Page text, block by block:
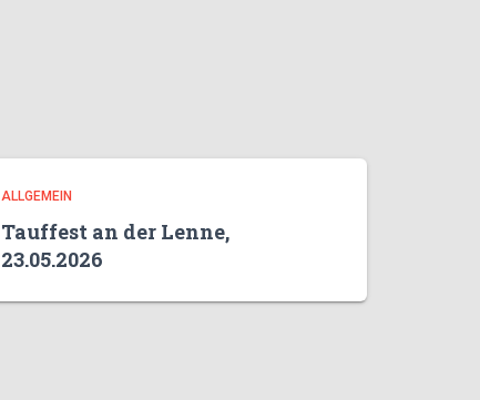
ALLGEMEIN
Tauffest an der Lenne,
23.05.2026